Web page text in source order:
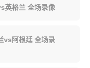
英格兰 全场录像
vs阿根廷 全场录